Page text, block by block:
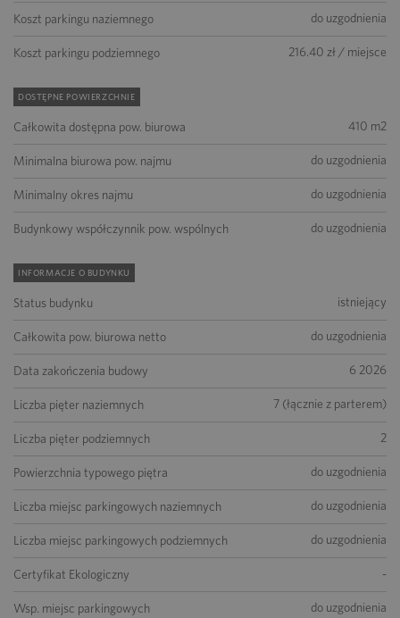
Koszt parkingu naziemnego do uzgodnienia
Koszt parkingu podziemnego 216.40 zł / miejsce
DOSTĘPNE POWIERZCHNIE
Całkowita dostępna pow. biurowa 410 m2
Minimalna biurowa pow. najmu do uzgodnienia
Minimalny okres najmu do uzgodnienia
Budynkowy współczynnik pow. wspólnych do uzgodnienia
INFORMACJE O BUDYNKU
Status budynku istniejący
Całkowita pow. biurowa netto do uzgodnienia
Data zakończenia budowy 6 2026
Liczba pięter naziemnych 7 (łącznie z parterem)
Liczba pięter podziemnych 2
Powierzchnia typowego piętra do uzgodnienia
Liczba miejsc parkingowych naziemnych do uzgodnienia
Liczba miejsc parkingowych podziemnych do uzgodnienia
Certyfikat Ekologiczny -
Wsp. miejsc parkingowych do uzgodnienia